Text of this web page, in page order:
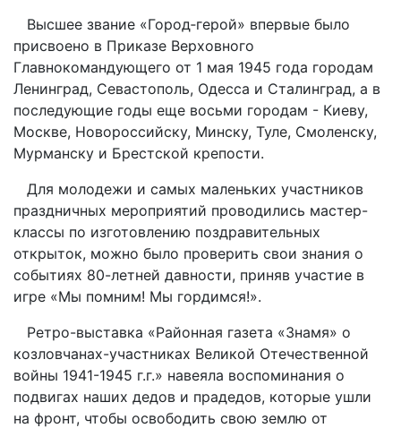
Высшее звание «Город‑герой» впервые было
присвоено в Приказе Верховного
Главнокомандующего от 1 мая 1945 года городам
Ленинград, Севастополь, Одесса и Сталинград, а в
последующие годы еще восьми городам - Киеву,
Москве, Новороссийску, Минску, Туле, Смоленску,
Мурманску и Брестской крепости.
Для молодежи и самых маленьких участников
праздничных мероприятий проводились мастер-
классы по изготовлению поздравительных
открыток, можно было проверить свои знания о
событиях 80-летней давности, приняв участие в
игре «Мы помним! Мы гордимся!».
Ретро-выставка «Районная газета «Знамя» о
козловчанах-участниках Великой Отечественной
войны 1941-1945 г.г.» навеяла воспоминания о
подвигах наших дедов и прадедов, которые ушли
на фронт, чтобы освободить свою землю от